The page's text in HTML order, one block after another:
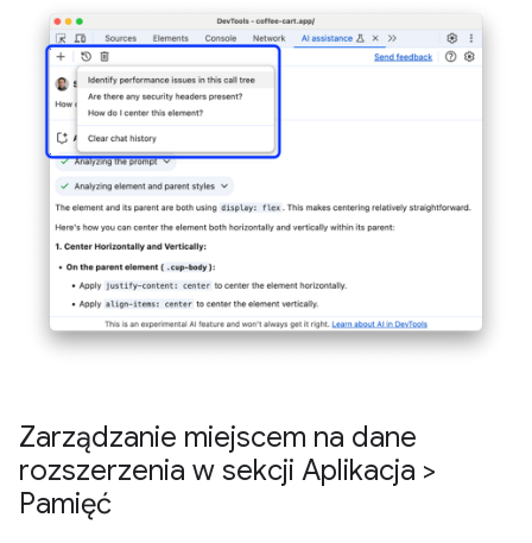
Zarządzanie miejscem na dane
rozszerzenia w sekcji Aplikacja >
Pamięć